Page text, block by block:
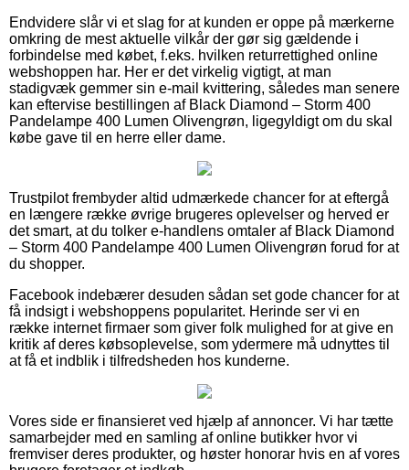
Endvidere slår vi et slag for at kunden er oppe på mærkerne
omkring de mest aktuelle vilkår der gør sig gældende i
forbindelse med købet, f.eks. hvilken returrettighed online
webshoppen har. Her er det virkelig vigtigt, at man
stadigvæk gemmer sin e-mail kvittering, således man senere
kan eftervise bestillingen af Black Diamond – Storm 400
Pandelampe 400 Lumen Olivengrøn, ligegyldigt om du skal
købe gave til en herre eller dame.
Trustpilot frembyder altid udmærkede chancer for at eftergå
en længere række øvrige brugeres oplevelser og herved er
det smart, at du tolker e-handlens omtaler af Black Diamond
– Storm 400 Pandelampe 400 Lumen Olivengrøn forud for at
du shopper.
Facebook indebærer desuden sådan set gode chancer for at
få indsigt i webshoppens popularitet. Herinde ser vi en
række internet firmaer som giver folk mulighed for at give en
kritik af deres købsoplevelse, som ydermere må udnyttes til
at få et indblik i tilfredsheden hos kunderne.
Vores side er finansieret ved hjælp af annoncer. Vi har tætte
samarbejder med en samling af online butikker hvor vi
fremviser deres produkter, og høster honorar hvis en af vores